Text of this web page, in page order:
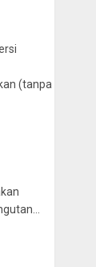
(tanpa